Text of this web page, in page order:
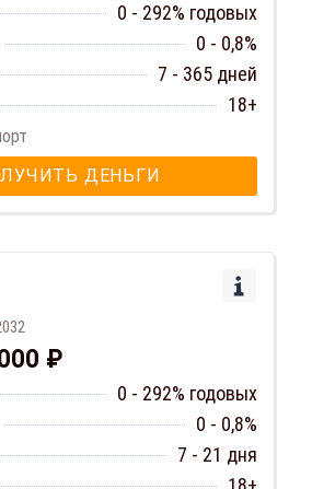
0 - 292% годовых
0 - 0,8%
7 - 365 дней
18+
ДЕНЬГИ
₽
0 - 292% годовых
0 - 0,8%
7 - 21 дня